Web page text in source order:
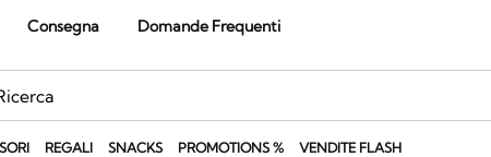
Consegna Domande Frequenti
REGALI SNACKS PROMOTIONS % VENDITE FLASH